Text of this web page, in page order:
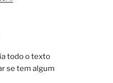
todo o texto
se tem algum